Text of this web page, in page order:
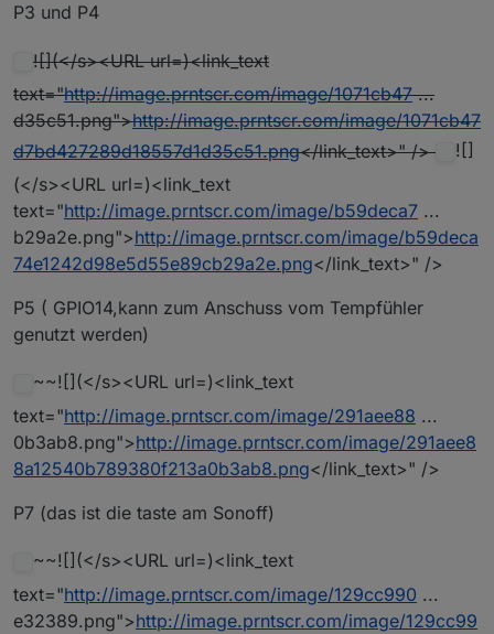
P3 und P4
![](</s><URL url=)<link_text
text="http://image.prntscr.com/image/1071cb47...
d35c51.png">http://image.prntscr.com/image/1071cb47
d7bd427289d18557d1d35c51.png</link_text>" />
![]
(</s><URL url=)<link_text
text="http://image.prntscr.com/image/b59deca7 ...
b29a2e.png">http://image.prntscr.com/image/b59deca
74e1242d98e5d55e89cb29a2e.png</link_text>" />
P5 ( GPIO14,kann zum Anschuss vom Tempfühler
genutzt werden)
~~![](</s><URL url=)<link_text
text="http://image.prntscr.com/image/291aee88 ...
0b3ab8.png">http://image.prntscr.com/image/291aee8
8a12540b789380f213a0b3ab8.png</link_text>" />
P7 (das ist die taste am Sonoff)
~~![](</s><URL url=)<link_text
text="http://image.prntscr.com/image/129cc990 ...
e32389.png">http://image.prntscr.com/image/129cc99